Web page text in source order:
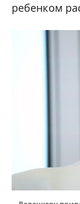
ребенком